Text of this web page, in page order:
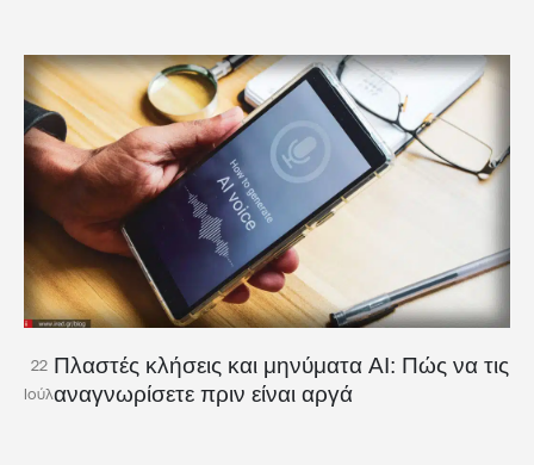
22
Ιούλ
Πλαστές κλήσεις και μηνύματα AI: Πώς να τις
αναγνωρίσετε πριν είναι αργά